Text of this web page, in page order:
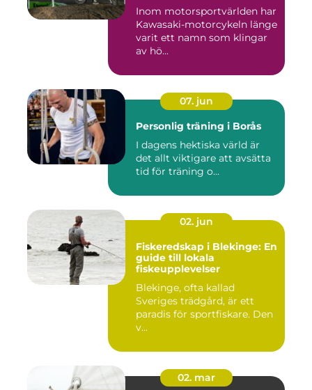
Inom motorsportvärlden har
Kawasaki-motorcykeln länge
varit ett namn som klingar
av hö...
07. jun
Personlig träning i Borås
I dagens hektiska värld är
det allt viktigare att avsätta
tid för träning o...
02. jun
Fiskeredskap i Blekinge: En
guide till lokala
fiskeupplevelser
Blekinge, ofta kallad
Sveriges trädgård, är ett
paradis för sportfiskare. Den
v...
02. mar